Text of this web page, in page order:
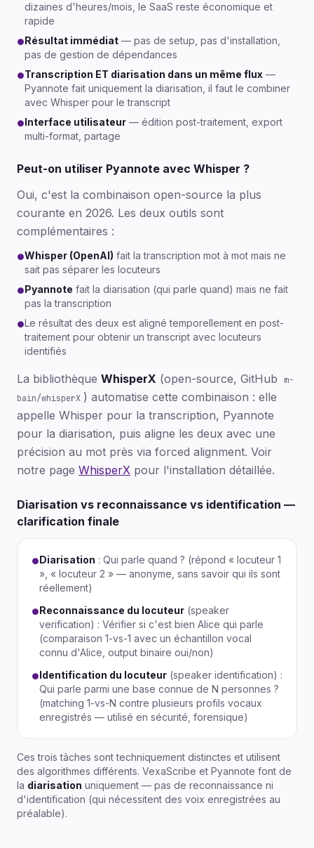
dizaines d'heures/mois, le SaaS reste économique et
rapide
●Résultat immédiat — pas de setup, pas d'installation,
pas de gestion de dépendances
●Transcription ET diarisation dans un même flux —
Pyannote fait uniquement la diarisation, il faut le combiner
avec Whisper pour le transcript
●Interface utilisateur — édition post-traitement, export
multi-format, partage
Peut-on utiliser Pyannote avec Whisper ?
Oui, c'est la combinaison open-source la plus
courante en 2026. Les deux outils sont
complémentaires :
●Whisper (OpenAI) fait la transcription mot à mot mais ne
sait pas séparer les locuteurs
●Pyannote fait la diarisation (qui parle quand) mais ne fait
pas la transcription
●Le résultat des deux est aligné temporellement en post-
traitement pour obtenir un transcript avec locuteurs
identifiés
La bibliothèque WhisperX (open-source, GitHub
m-
bain/whisperX ) automatise cette combinaison : elle
appelle Whisper pour la transcription, Pyannote
pour la diarisation, puis aligne les deux avec une
précision au mot près via forced alignment. Voir
notre page WhisperX pour l'installation détaillée.
Diarisation vs reconnaissance vs identification —
clarification finale
●Diarisation : Qui parle quand ? (répond « locuteur 1
», « locuteur 2 » — anonyme, sans savoir qui ils sont
réellement)
●Reconnaissance du locuteur (speaker
verification) : Vérifier si c'est bien Alice qui parle
(comparaison 1-vs-1 avec un échantillon vocal
connu d'Alice, output binaire oui/non)
●Identification du locuteur (speaker identification) :
Qui parle parmi une base connue de N personnes ?
(matching 1-vs-N contre plusieurs profils vocaux
enregistrés — utilisé en sécurité, forensique)
Ces trois tâches sont techniquement distinctes et utilisent
des algorithmes différents. VexaScribe et Pyannote font de
la diarisation uniquement — pas de reconnaissance ni
d'identification (qui nécessitent des voix enregistrées au
préalable).